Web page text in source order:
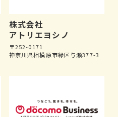
株式会社
アトリエヨシノ
〒252-0171
神奈川県相模原市緑区与瀬377-3